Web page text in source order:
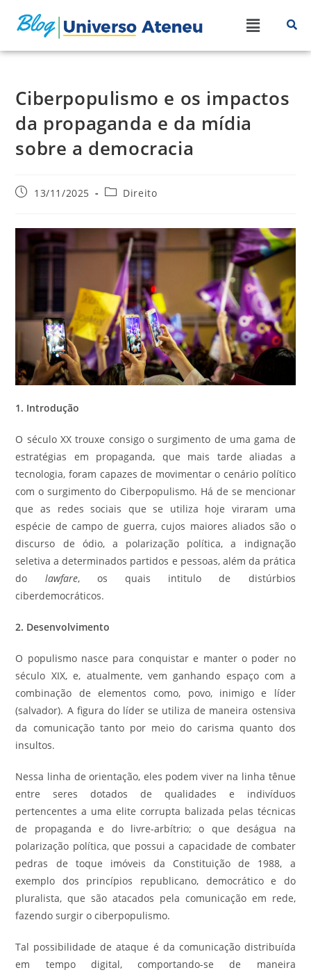
Ciberpopulismo e os impactos
da propaganda e da mídia
sobre a democracia
13/11/2025 Direito
1. Introdução
O século XX trouxe consigo o surgimento de uma gama de
estratégias em propaganda, que mais tarde aliadas a
tecnologia, foram capazes de movimentar o cenário político
com o surgimento do Ciberpopulismo. Há de se mencionar
que as redes sociais que se utiliza hoje viraram uma
espécie de campo de guerra, cujos maiores aliados são o
discurso de ódio, a polarização política, a indignação
seletiva a determinados partidos e pessoas, além da prática
do lawfare, os quais intitulo de distúrbios
ciberdemocráticos.
2. Desenvolvimento
O populismo nasce para conquistar e manter o poder no
século XIX, e, atualmente, vem ganhando espaço com a
combinação de elementos como, povo, inimigo e líder
(salvador). A figura do líder se utiliza de maneira ostensiva
da comunicação tanto por meio do carisma quanto dos
insultos.
Nessa linha de orientação, eles podem viver na linha tênue
entre seres dotados de qualidades e indivíduos
pertencentes a uma elite corrupta balizada pelas técnicas
de propaganda e do livre-arbítrio; o que deságua na
polarização política, que possui a capacidade de combater
pedras de toque imóveis da Constituição de 1988, a
exemplo dos princípios republicano, democrático e do
pluralista, que são atacados pela comunicação em rede,
fazendo surgir o ciberpopulismo.
Tal possibilidade de ataque é da comunicação distribuída
em tempo digital, comportando-se de maneira